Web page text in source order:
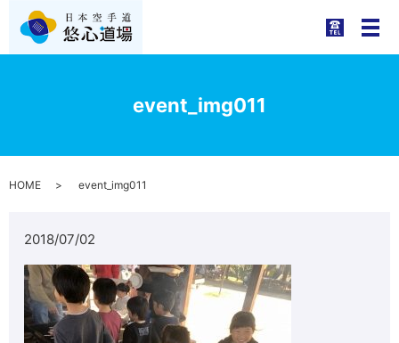
メ
event_img011
HOME event_img011
2018/07/02